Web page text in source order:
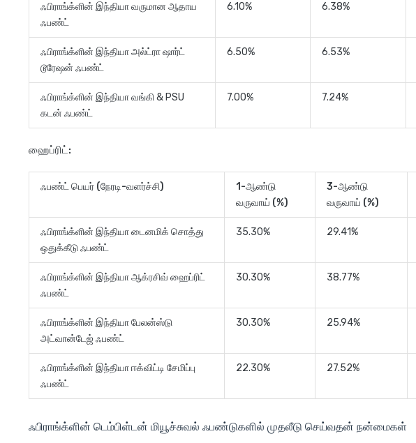
ஃபிராங்க்ளின் இந்தியா வருமான ஆதாய
ஃபண்ட்
6.10% 6.38%
ஃபிராங்க்ளின் இந்தியா அல்ட்ரா ஷார்ட்
டூரேஷன் ஃபண்ட்
6.50% 6.53%
ஃபிராங்க்ளின் இந்தியா வங்கி & PSU
கடன் ஃபண்ட்
7.00% 7.24%
ஹைப்ரிட்:
ஃபண்ட் பெயர் (நேரடி-வளர்ச்சி)
1-ஆண்டு
வருவாய் (%)
3-ஆண்டு
வருவாய் (%)
ஃபிராங்க்ளின் இந்தியா டைனமிக் சொத்து
ஒதுக்கீடு ஃபண்ட்
35.30% 29.41%
ஃபிராங்க்ளின் இந்தியா ஆக்ரசிவ் ஹைப்ரிட்
ஃபண்ட்
30.30% 38.77%
ஃபிராங்க்ளின் இந்தியா பேலன்ஸ்டு
அட்வான்டேஜ் ஃபண்ட்
30.30% 25.94%
ஃபிராங்க்ளின் இந்தியா ஈக்விட்டி சேமிப்பு
ஃபண்ட்
22.30% 27.52%
ஃபிராங்க்ளின் டெம்பிள்டன் மியூச்சுவல் ஃபண்டுகளில் முதலீடு செய்வதன் நன்மைகள்